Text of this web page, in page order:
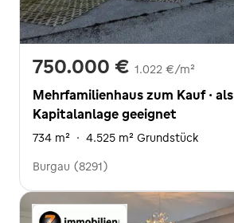
750.000 € 1.022 €/m²
Mehrfamilienhaus zum Kauf · als
Kapitalanlage geeignet
734 m² · 4.525 m² Grundstück
Burgau (8291)